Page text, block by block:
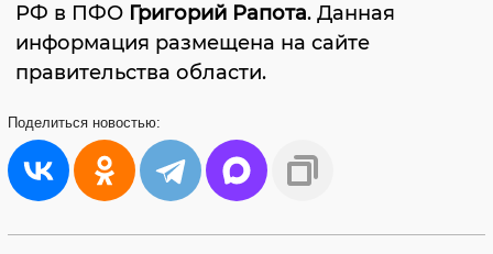
РФ в ПФО Григорий Рапота. Данная
информация размещена на сайте
правительства области.
Поделиться новостью: